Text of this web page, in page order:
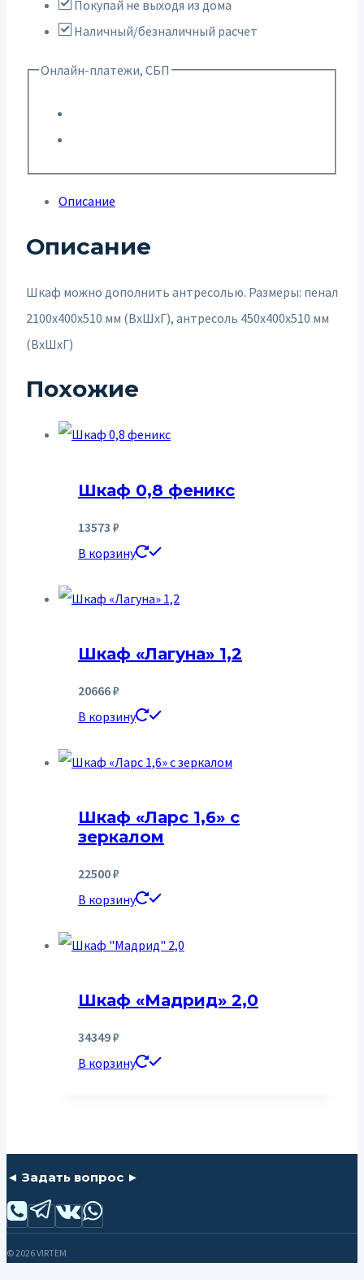
Покупай не выходя из дома
Наличный/безналичный расчет
Онлайн-платежи, СБП
Описание
Описание
Шкаф можно дополнить антресолью. Размеры: пенал
2100х400х510 мм (ВхШхГ), антресоль 450х400х510 мм
(ВхШхГ)
Похожие
Шкаф 0,8 феникс
13573 ₽
В корзину
Шкаф «Лагуна» 1,2
20666₽
В корзину
Шкаф «Ларс 1,6» с
зеркалом
22500₽
В корзину
Шкаф «Мадрид» 2,0
34349₽
В корзину
◄ Задать вопрос ►
© 2026 VIRTEM